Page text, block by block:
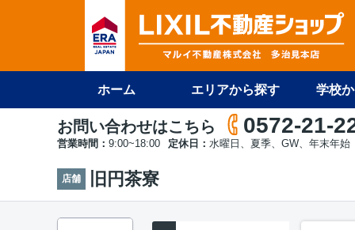
ホーム エリアから探す 学校
お問い合わせはこちら 0572-21-
営業時間： 9:00~18:00 定休日： 水曜日、夏季、GW、年末年始
店舗 旧円茶寮